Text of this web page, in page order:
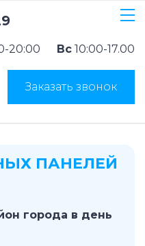
20:00 Вс 10:00-17.00
Заказать звонок
ПАНЕЛЕЙ
города в день